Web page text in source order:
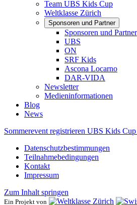
Team UBS Kids Cup
Weltklasse Zürich
Sponsoren und Partner
Sponsoren und Partner
UBS
ON
SRF Kids
Ascona ​Locarno
DAR-VIDA
Newsletter
Medieninformationen
Blog
News
Sommerevent registrieren UBS Kids Cup
Datenschutzbestimmungen
Teilnahmebedingungen
Kontakt
Impressum
Zum Inhalt springen
Ein Projekt von